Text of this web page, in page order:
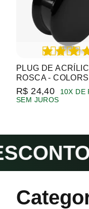
PLUG DE
ROSCA - COLORS
R$ 24,40
10X DE
SEM JUROS